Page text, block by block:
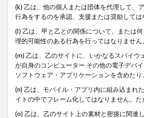
(k) 乙は、他の個人または団体を代理して、
行為をするのを承認、支援または奨励しては
(l) 乙は、甲と乙との関係について、または
理的可能性のある行為を行ってはなりません。
(m) 乙は、乙のサイトに、いかなるスパイ
が自身のコンピューター その他の電子デバ
ソフトウェア・アプリケーションを含めた
(n) 乙は、モバイル・アプリ内に組み込まれ
イトの中でフレーム化してはなりません。
(o) 乙は、乙のサイト上の素材と密接に関連